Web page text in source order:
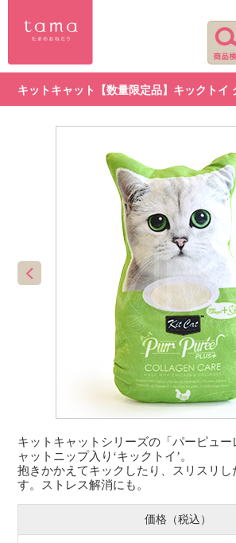
キットキャット【数量限定品】キックトイ
キットキャットシリーズの「パーピュー
ャットニップ入り‘キックトイ’。
抱きかかえてキックしたり、スリスリし
す。ストレス解消にも。
価格（税込）